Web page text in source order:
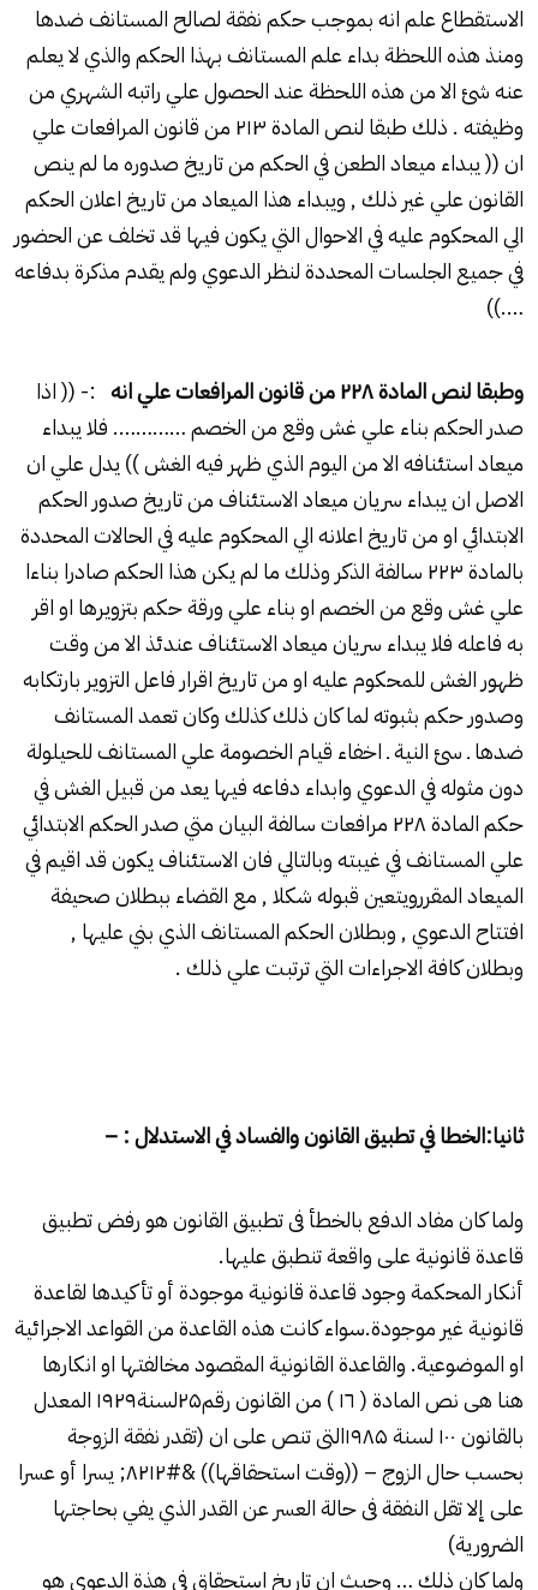
الاستقطاع علم انه بموجب حكم نفقة لصالح المستانف ضدها
ومنذ هذه اللحظة بداء علم المستانف بهذا الحكم والذي لا يعلم
عنه شئ الا من هذه اللحظة عند الحصول علي راتبه الشهري من
وظيفته . ذلك طبقا لنص المادة ۲۱۳ من قانون المرافعات علي
ان (( يبداء ميعاد الطعن في الحكم من تاريخ صدوره ما لم ينص
القانون علي غير ذلك , ويبداء هذا الميعاد من تاريخ اعلان الحكم
الي المحكوم عليه في الاحوال التي يكون فيها قد تخلف عن الحضور
في جميع الجلسات المحددة لنظر الدعوي ولم يقدم مذكرة بدفاعه
….))
وطبقا لنص المادة۲۲۸من قانون المرافعات علي انه :- (( اذا
صدر الحكم بناء علي غش وقع من الخصم …………. فلا يبداء
ميعاد استئنافه الا من اليوم الذي ظهر فيه الغش )) يدل علي ان
الاصل ان يبداء سريان ميعاد الاستئناف من تاريخ صدور الحكم
الابتدائي او من تاريخ اعلانه الي المحكوم عليه في الحالات المحددة
بالمادة ۲۲۳ سالفة الذكر وذلك ما لم يكن هذا الحكم صادرا بناءا
علي غش وقع من الخصم او بناء علي ورقة حكم بتزويرها او اقر
به فاعله فلا يبداء سريان ميعاد الاستئناف عندئذ الا من وقت
ظهور الغش للمحكوم عليه او من تاريخ اقرار فاعل التزوير بارتكابه
وصدور حكم بثبوته لما كان ذلك كذلك وكان تعمد المستانف
ضدها ـ سئ النية ـ اخفاء قيام الخصومة علي المستانف للحيلولة
دون مثوله في الدعوي وابداء دفاعه فيها يعد من قبيل الغش في
حكم المادة ۲۲۸ مرافعات سالفة البيان متي صدر الحكم الابتدائي
علي المستانف في غيبته وبالتالي فان الاستئناف يكون قد اقيم في
الميعاد المقررويتعين قبوله شكلا , مع القضاء ببطلان صحيفة
افتتاح الدعوي , وبطلان الحكم المستانف الذي بني عليها ,
وبطلان كافة الاجراءات التي ترتبت علي ذلك .
ثانيا:الخطا في تطبيق القانون والفساد في الاستدلال : –
ولما كان مفاد الدفع بالخطأ فى تطبيق القانون هو رفض تطبيق
قاعدة قانونية على واقعة تنطبق عليها.
أنكار المحكمة وجود قاعدة قانونية موجودة أو تأكيدها لقاعدة
قانونية غير موجودة.سواء كانت هذه القاعدة من القواعد الاجرائية
او الموضوعية. والقاعدة القانونية المقصود مخالفتها او انكارها
هنا هى نص المادة ( ۱٦ ) من القانون رقم۲۵لسنة۱۹۲۹ المعدل
بالقانون ۱۰۰ لسنة ۱۹۸۵التى تنص على ان (تقدر نفقة الزوجة
بحسب حال الزوج – ((وقت استحقاقها)) &#۸۲۱۲; يسرا أو عسرا
على إلا تقل النفقة فى حالة العسر عن القدر الذي يفي بحاجتها
الضرورية)
ولما كان ذلك … وحيث ان تاريخ استحقاق فى هذة الدعوى هو